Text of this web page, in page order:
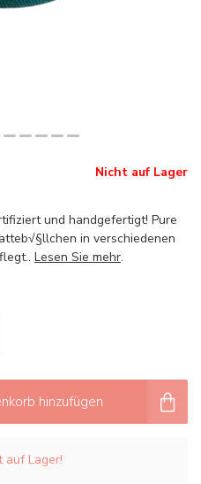
Nicht auf Lager
und handgefertigt! Pure
in verschiedenen
Lesen Sie mehr.
hinzufügen
auf Lager!